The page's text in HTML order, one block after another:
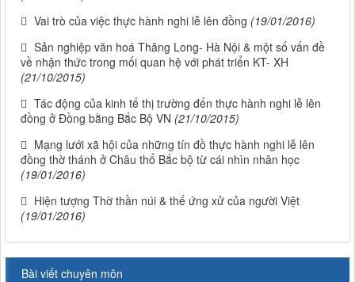
Vai trò của việc thực hành nghi lễ lên đồng (19/01/2016)
Sản nghiệp văn hoá Thăng Long- Hà Nội & một số vấn đề
về nhận thức trong mối quan hệ với phát triển KT- XH
(21/10/2015)
Tác động của kinh tế thị trường đến thực hành nghi lễ lên
đồng ở Đồng bằng Bắc Bộ VN (21/10/2015)
Mạng lưới xã hội của những tín đồ thực hành nghi lễ lên
đồng thờ thánh ở Châu thổ Bắc bộ từ cái nhìn nhân học
(19/01/2016)
Hiện tượng Thờ thần núi & thế ứng xử của người Việt
(19/01/2016)
Bài viết chuyên môn